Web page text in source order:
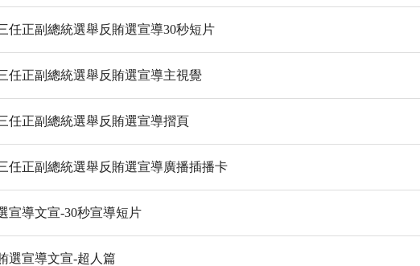
任正副總統選舉反賄選宣導30秒短片
任正副總統選舉反賄選宣導主視覺
任正副總統選舉反賄選宣導摺頁
任正副總統選舉反賄選宣導廣播插播卡
宣導文宣-30秒宣導短片
選宣導文宣-超人篇